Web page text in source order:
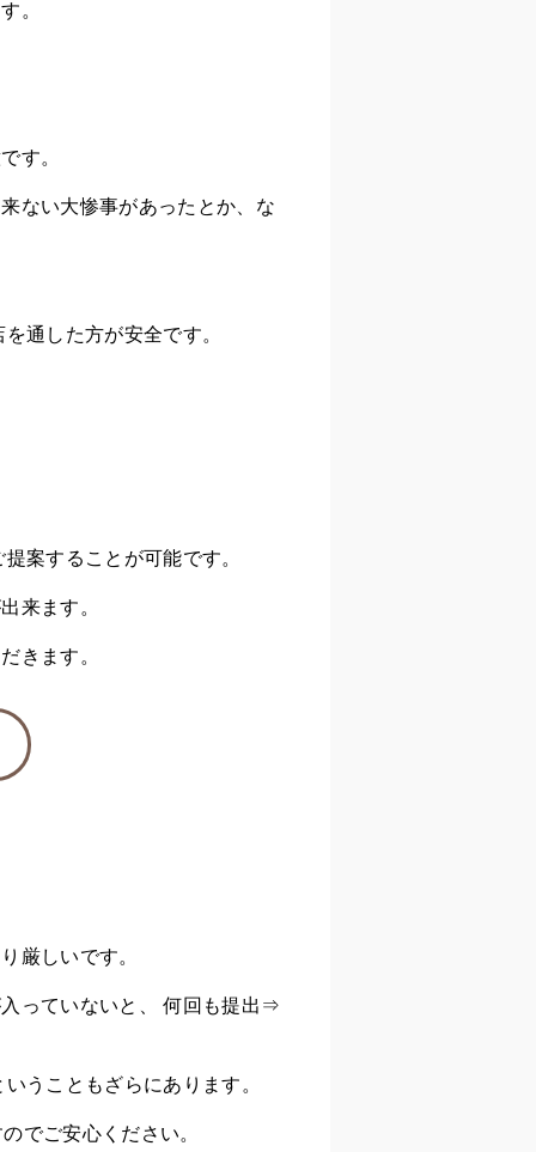
。
す。
ない大惨事があったとか、な
通した方が安全です。
案することが可能です。
来ます。
きます。
厳しいです。
っていないと、 何回も提出⇒
うこともざらにあります。
でご安心ください。